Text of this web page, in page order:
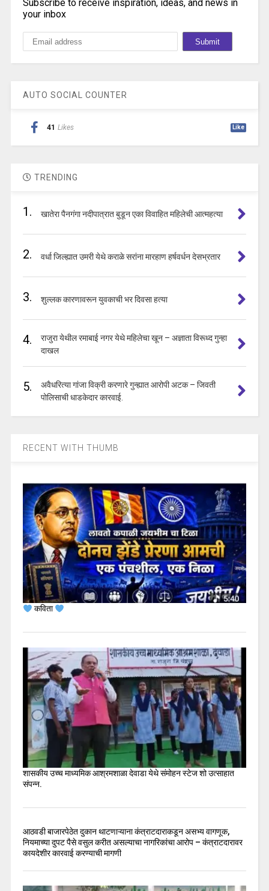
Subscribe to receive inspiration, ideas, and news in
your inbox
AUTO SOCIAL COUNTER
41 Likes Like
TRENDING
1. खातेरा पैनगंगा नदीपात्रात बुडून एका विवाहित महिलेची आत्महत्या
2. वर्धा जिल्ह्यात उमरी येथे कराळे सरांना मारहाण हर्षवर्धन देसभ्रतार
3. शुल्लक कारणावरून युवकाची भर दिवसा हत्या
4.
राजुरा येथील रमाबाई नगर येथे महिलेचा खून – अज्ञाता विरूध्द गुन्हा
दाखल
5.
अवैधरित्या गांजा विक्री करणारे गुन्ह्यात आरोपी अटक – जिवती
पोलिसाची धाडकेदार कारवाई.
RECENT WITH THUMB
कविता
शासकीय उच्च माध्यमिक आश्रमशाळा देवाडा येथे संमोहन स्टेज शो उत्साहात
संपन्न.
आठवडी बाजारपेठेत दुकान थाटणाऱ्याना कंत्राटदाराकडून असभ्य वागणूक,
नियमाच्या दुपट पैसे वसुल करीत असल्याचा नागरिकांचा आरोप – कंत्राटदारावर
कायदेशीर कारवाई करण्याची मागणी